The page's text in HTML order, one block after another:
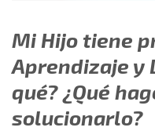
Mi Hijo tiene
Aprendizaje y
qué? ¿Qué
solucionarlo?